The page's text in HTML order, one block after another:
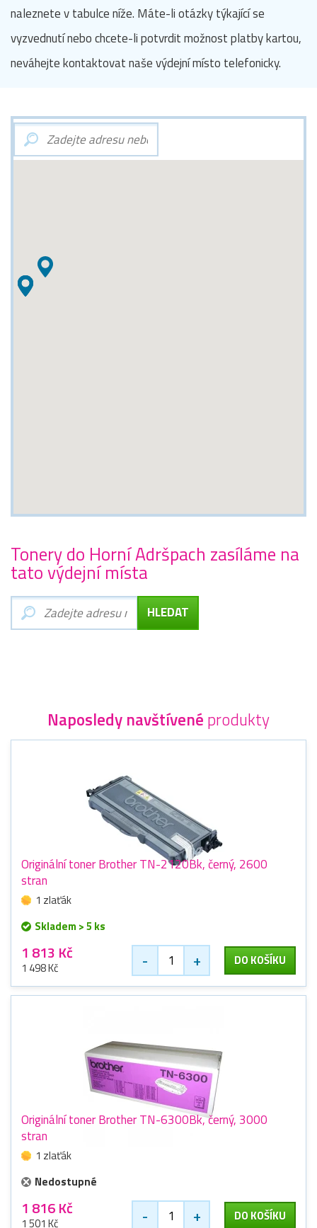
naleznete v tabulce níže. Máte-li otázky týkající se
vyzvednutí nebo chcete-li potvrdit možnost platby kartou,
neváhejte kontaktovat naše výdejní místo telefonicky.
Tonery do Horní Adršpach zasíláme na
tato výdejní místa
Naposledy navštívené produkty
Originální toner Brother TN-2120Bk, černý, 2600
stran
1 zlaťák
Skladem > 5 ks
1 813 Kč
1 498 Kč - + DO KOŠÍKU
Originální toner Brother TN-6300Bk, černý, 3000
stran
1 zlaťák
Nedostupné
1 816 Kč
1 501 Kč - + DO KOŠÍKU